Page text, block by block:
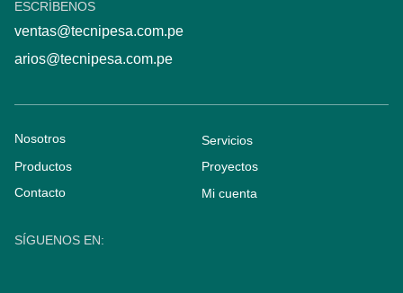
ESCRÍBENOS
ventas@tecnipesa.com.pe
arios@tecnipesa.com.pe
Nosotros
Servicios
Productos
Proyectos
Contacto
Mi cuenta
SÍGUENOS EN: